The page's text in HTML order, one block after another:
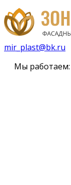
mir_plast@bk.ru
Мы работаем: